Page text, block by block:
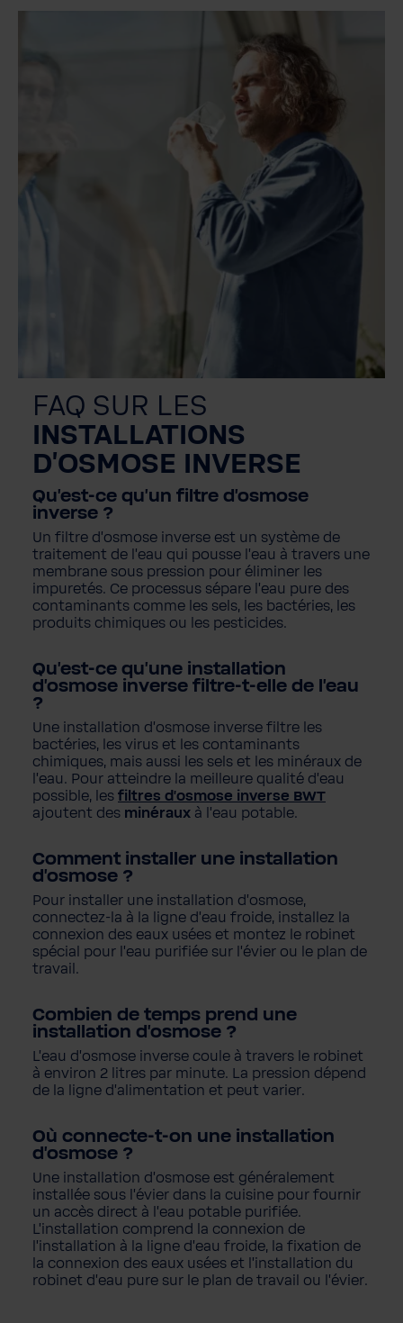
FAQ SUR LES
INSTALLATIONS
D'OSMOSE INVERSE
Qu'est-ce qu'un filtre d'osmose
inverse ?
Un filtre d'osmose inverse est un système de
traitement de l'eau qui pousse l'eau à travers une
membrane sous pression pour éliminer les
impuretés. Ce processus sépare l'eau pure des
contaminants comme les sels, les bactéries, les
produits chimiques ou les pesticides.
Qu'est-ce qu'une installation
d'osmose inverse filtre-t-elle de l'eau
?
Une installation d'osmose inverse filtre les
bactéries, les virus et les contaminants
chimiques, mais aussi les sels et les minéraux de
l'eau. Pour atteindre la meilleure qualité d'eau
possible, les filtres d'osmose inverse BWT
ajoutent des minéraux à l'eau potable.
Comment installer une installation
d'osmose ?
Pour installer une installation d'osmose,
connectez-la à la ligne d'eau froide, installez la
connexion des eaux usées et montez le robinet
spécial pour l'eau purifiée sur l'évier ou le plan de
travail.
Combien de temps prend une
installation d'osmose ?
L'eau d'osmose inverse coule à travers le robinet
à environ 2 litres par minute. La pression dépend
de la ligne d'alimentation et peut varier.
Où connecte-t-on une installation
d'osmose ?
Une installation d'osmose est généralement
installée sous l'évier dans la cuisine pour fournir
un accès direct à l'eau potable purifiée.
L'installation comprend la connexion de
l'installation à la ligne d'eau froide, la fixation de
la connexion des eaux usées et l'installation du
robinet d'eau pure sur le plan de travail ou l'évier.